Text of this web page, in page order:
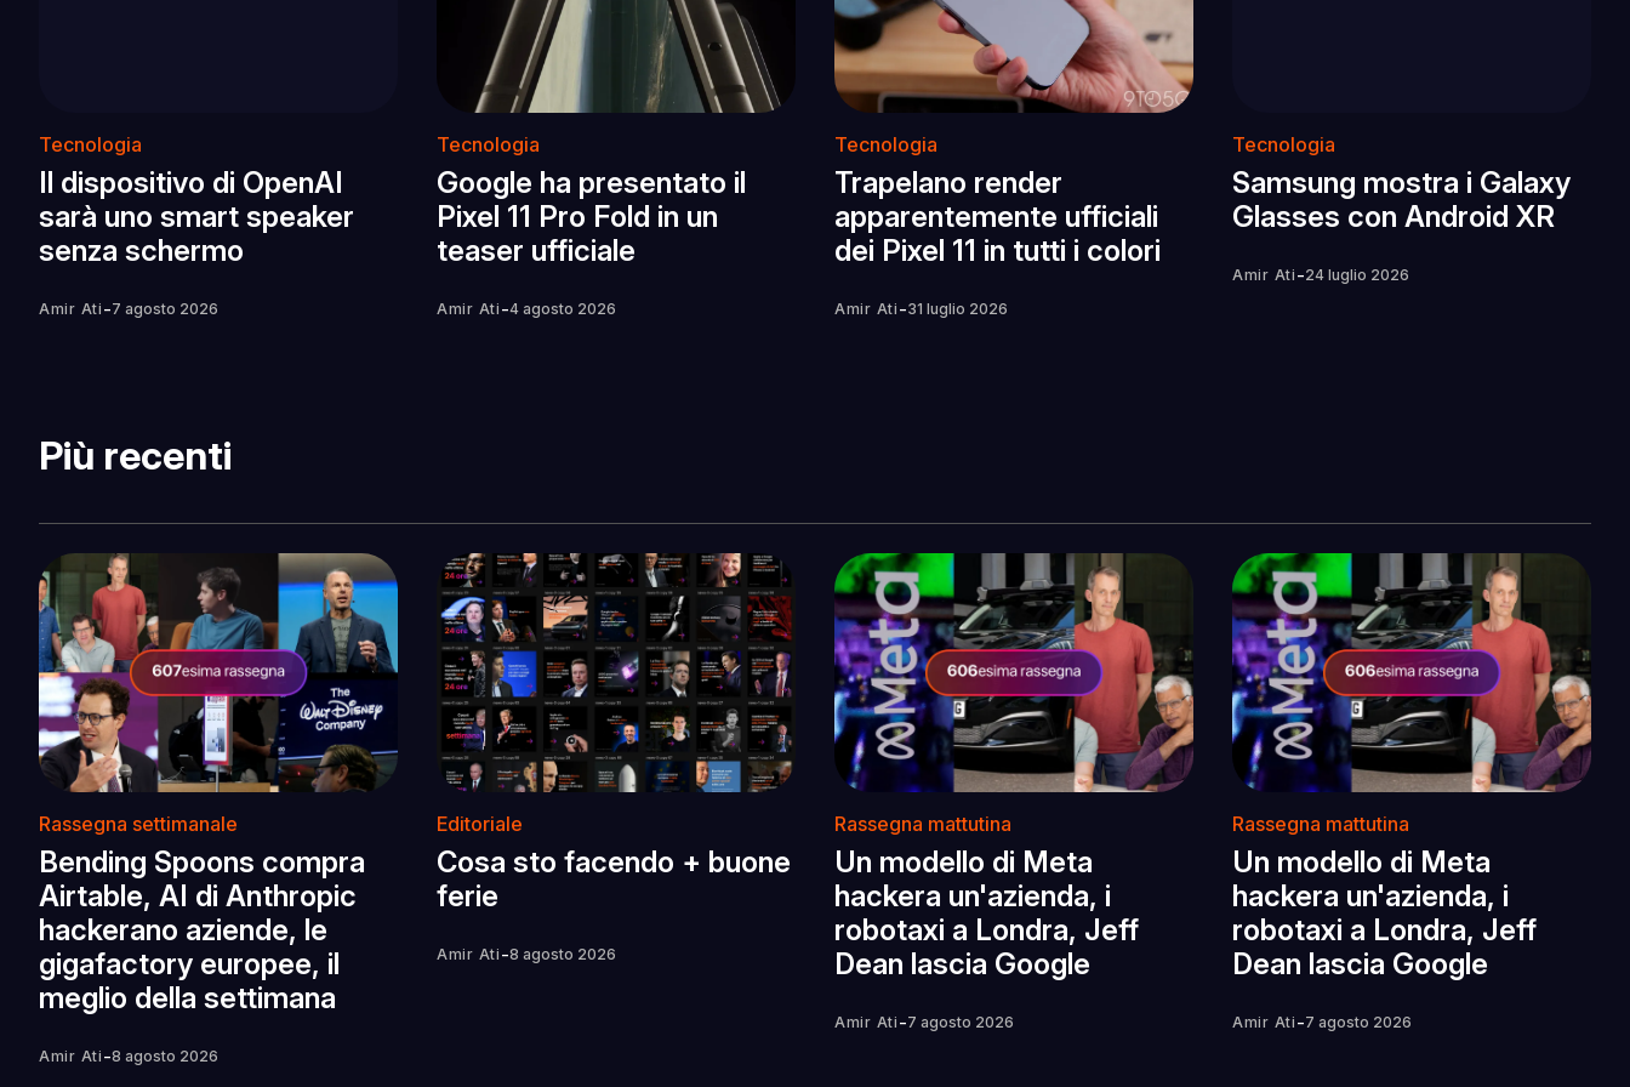
Tecnologia
Il dispositivo di OpenAI
sarà uno smart speaker
senza schermo
Amir Ati -7 agosto 2026
Tecnologia
Google ha presentato il
Pixel 11 Pro Fold in un
teaser ufficiale
Amir Ati -4 agosto 2026
Tecnologia
Trapelano render
apparentemente ufficiali
dei Pixel 11 in tutti i colori
Amir Ati -31 luglio 2026
Tecnologia
Samsung mostra i Galaxy
Glasses con Android XR
Amir Ati -24 luglio 2026
Più recenti
Rassegna settimanale
Bending Spoons compra
Airtable, AI di Anthropic
hackerano aziende, le
gigafactory europee, il
meglio della settimana
Amir Ati -8 agosto 2026
Editoriale
Cosa sto facendo + buone
ferie
Amir Ati -8 agosto 2026
Rassegna mattutina
Un modello di Meta
hackera un'azienda, i
robotaxi a Londra, Jeff
Dean lascia Google
Amir Ati -7 agosto 2026
Rassegna mattutina
Un modello di Meta
hackera un'azienda, i
robotaxi a Londra, Jeff
Dean lascia Google
Amir Ati -7 agosto 2026